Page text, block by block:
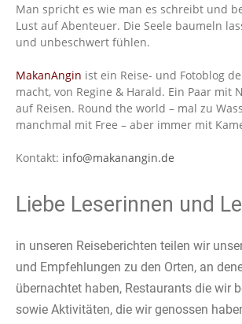
Man spricht es wie man es schreibt und
Lust auf Abenteuer. Die Seele baumeln
und unbeschwert fühlen.
MakanAngin ist ein Reise- und Fotoblog
macht, von Regine & Harald. Ein Paar mit
auf Reisen. Round the world – mal zu
manchmal mit Free – aber immer mit
Kontakt: info@makanangin.de
Liebe Leserinnen und
in unseren Reiseberichten teilen wir
und Empfehlungen zu den Orten, an
übernachtet haben, Restaurants die wir
sowie Aktivitäten, die wir genossen